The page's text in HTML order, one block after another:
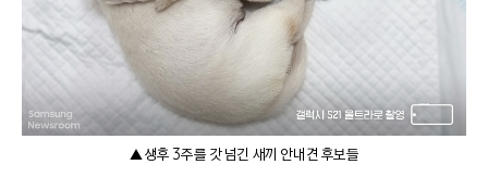
▲ 생후 3주를 갓 넘긴 새끼 안내견 후보들